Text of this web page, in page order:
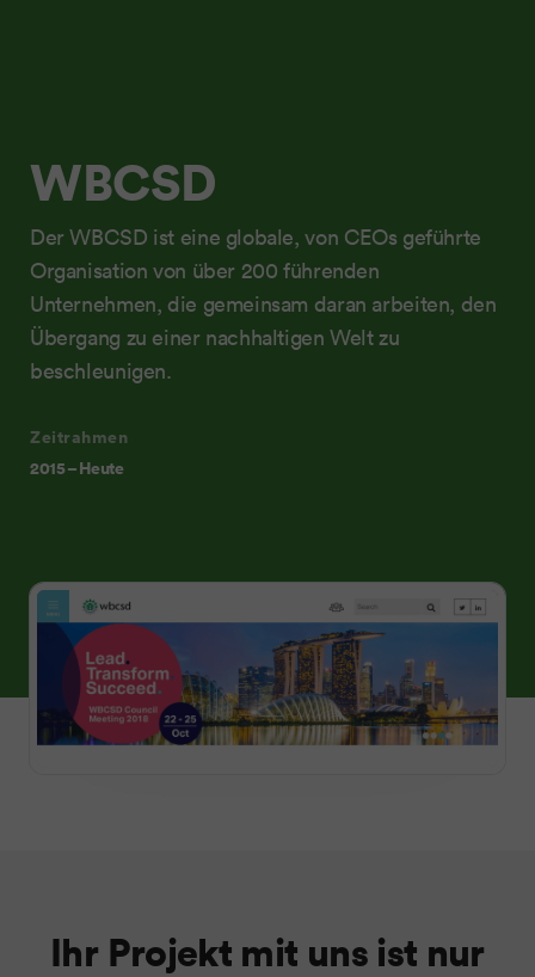
WBCSD
Der WBCSD ist eine globale, von CEOs geführte
Organisation von über 200 führenden
Unternehmen, die gemeinsam daran arbeiten, den
Übergang zu einer nachhaltigen Welt zu
beschleunigen.
Zeitrahmen
2015 – Heute
Ihr Projekt mit uns ist nur